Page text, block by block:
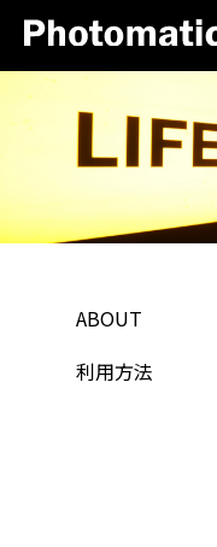
ABOUT
利用方法